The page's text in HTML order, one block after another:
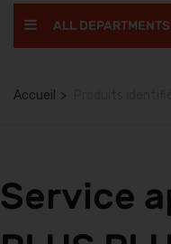
ALL DEPARTMENTS
Accueil
Service